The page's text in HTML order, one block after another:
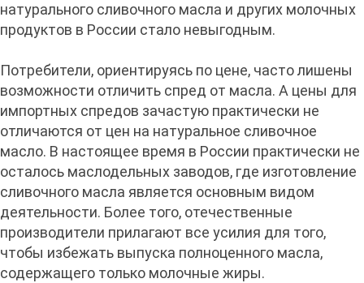
натурального сливочного масла и других молочных
продуктов в России стало невыгодным.
Потребители, ориентируясь по цене, часто лишены
возможности отличить спред от масла. А цены для
импортных спредов зачастую практически не
отличаются от цен на натуральное сливочное
масло. В настоящее время в России практически не
осталось маслодельных заводов, где изготовление
сливочного масла является основным видом
деятельности. Более того, отечественные
производители прилагают все усилия для того,
чтобы избежать выпуска полноценного масла,
содержащего только молочные жиры.